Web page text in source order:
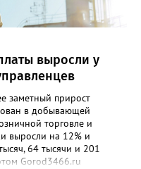
выросли у
заметный прирост
в добывающей
торговле и
выросли на 12% и
64 тысячи и 201
Gorod3466.ru